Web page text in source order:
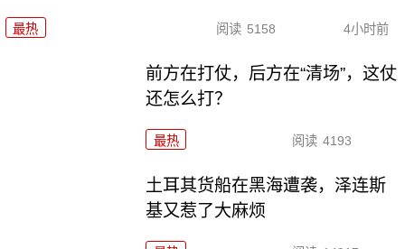
最热 阅读 5158 4小时前
前方在打仗，后方在“清场”，这仗
还怎么打？
最热 阅读 4193
土耳其货船在黑海遭袭，泽连斯
基又惹了大麻烦